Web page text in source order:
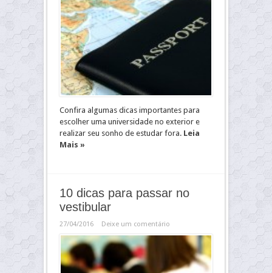
Confira algumas dicas importantes para
escolher uma universidade no exterior e
realizar seu sonho de estudar fora. Leia
Mais »
10 dicas para passar no
vestibular
27/04/2016 Deixe um comentário